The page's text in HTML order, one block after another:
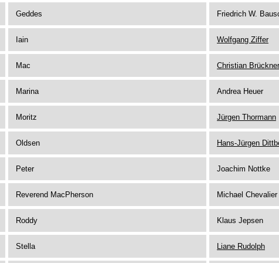
Geddes Friedrich W.
Iain Wolfgang Ziffer
Mac Christian Brückner
Marina Andrea Heuer
Moritz Jürgen Thormann
Oldsen Hans-Jürgen
Peter Joachim Nottke
Reverend MacPherson Michael Chevalier
Roddy Klaus Jepsen
Stella Liane Rudolph